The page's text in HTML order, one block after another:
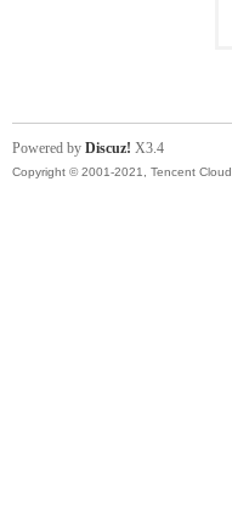
Powered by Discuz! X3.4
Copyright © 2001-2021, Tencent Cloud.